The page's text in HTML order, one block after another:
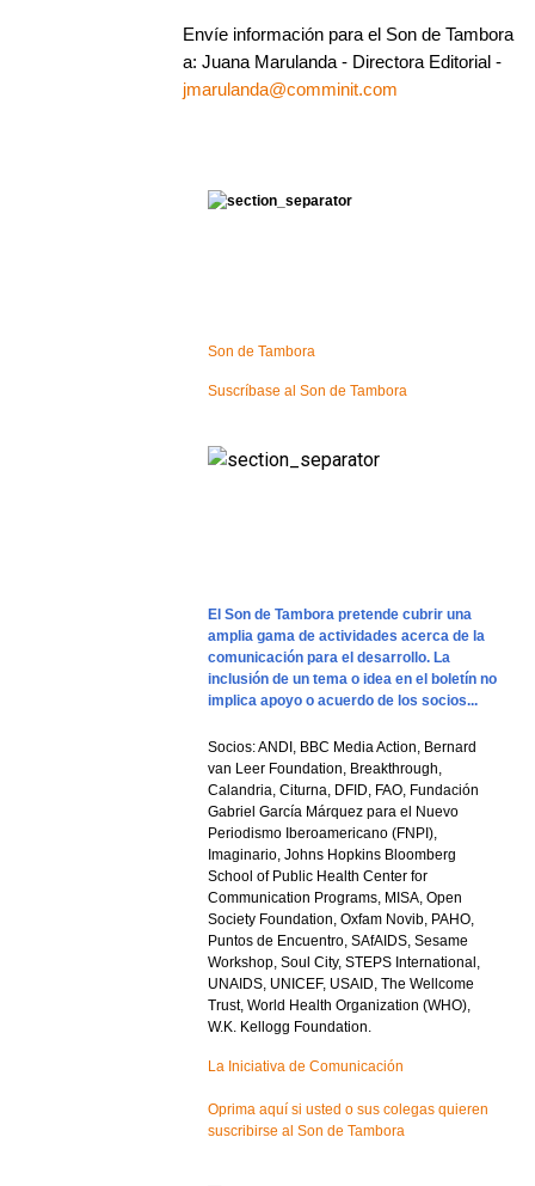
Envíe información para el Son de Tambora
a: Juana Marulanda - Directora Editorial -
jmarulanda@comminit.com
Son de Tambora
Suscríbase al Son de Tambora
El Son de Tambora pretende cubrir una
amplia gama de actividades acerca de la
comunicación para el desarrollo. La
inclusión de un tema o idea en el boletín no
implica apoyo o acuerdo de los socios...
Socios: ANDI, BBC Media Action, Bernard
van Leer Foundation, Breakthrough,
Calandria, Citurna, DFID, FAO, Fundación
Gabriel García Márquez para el Nuevo
Periodismo Iberoamericano (FNPI),
Imaginario, Johns Hopkins Bloomberg
School of Public Health Center for
Communication Programs, MISA, Open
Society Foundation, Oxfam Novib, PAHO,
Puntos de Encuentro, SAfAIDS, Sesame
Workshop, Soul City, STEPS International,
UNAIDS, UNICEF, USAID, The Wellcome
Trust, World Health Organization (WHO),
W.K. Kellogg Foundation.
La Iniciativa de Comunicación
Oprima aquí si usted o sus colegas quieren
suscribirse al Son de Tambora